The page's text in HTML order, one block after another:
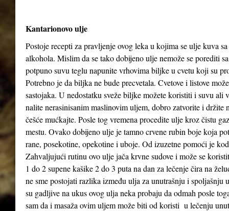
Kantarionovo ulje
Postoje recepti za pravljenje ovog leka u kojima se ulje kuva
alkohola. Mislim da se tako dobijeno ulje nemože se porediti
potpuno suvu teglu napunite vrhovima biljke u cvetu koji su
Potrebno je da biljka ne bude precvetala. Cvetove i listove
sastojaka. U nedostatku sveže biljke možete koristiti i suvu
nalite nerasinisanim maslinovim uljem, dobro zatvorite i držite
češće mućkajte. Posle tog vremena procedite ulje kroz čistu
mestu. Ovako dobijeno ulje je tamno crvene rubin boje koja
rane, posekotine, opekotine i uboje. Od izuzetne pomoći je
Zahvaljujući rutinu ovo ulje jača krvne sudove i može se
1 do 2 supene kašike 2 do 3 puta na dan za lečenje čira na
ne sme postojati razlika između ulja za unutrašnju i spoljašnju
su gadljive na ukus ovog ulja neka probaju da odmah posle
sam da i masaža ovim uljem može biti od koristi u lečenju